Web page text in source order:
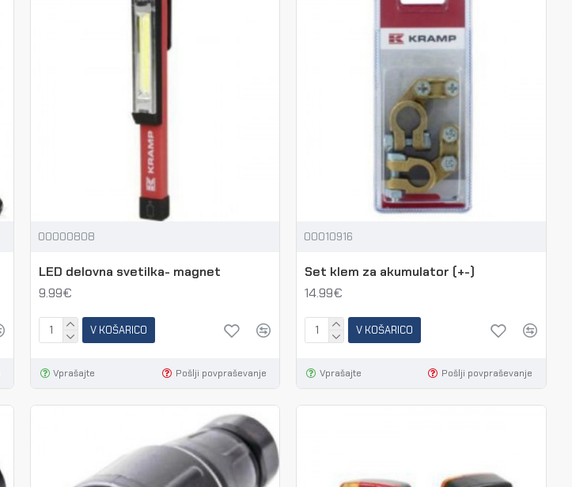
00000808
LED delovna svetilka- magnet
9.99€
V KOŠARICO
Vprašajte Pošlji povpraševanje
00010916
Set klem za akumulator (+-)
14.99€
V KOŠARICO
Vprašajte Pošlji povpraševanje